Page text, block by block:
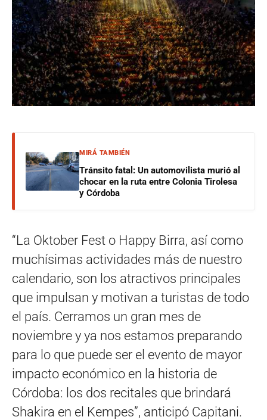
MIRÁ TAMBIÉN
Tránsito fatal: Un automovilista murió al
chocar en la ruta entre Colonia Tirolesa
y Córdoba
“La Oktober Fest o Happy Birra, así como
muchísimas actividades más de nuestro
calendario, son los atractivos principales
que impulsan y motivan a turistas de todo
el país. Cerramos un gran mes de
noviembre y ya nos estamos preparando
para lo que puede ser el evento de mayor
impacto económico en la historia de
Córdoba: los dos recitales que brindará
Shakira en el Kempes”, anticipó Capitani.